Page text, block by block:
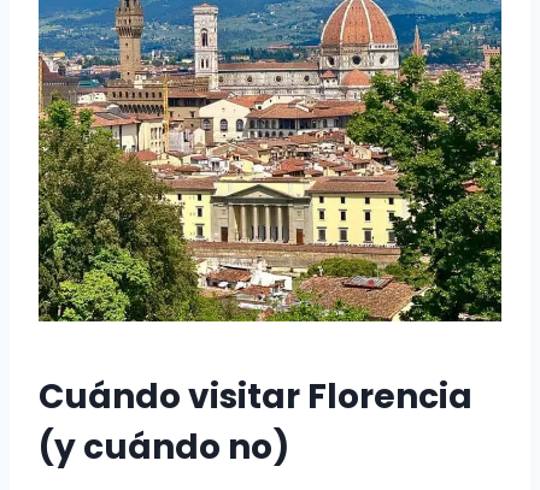
Cuándo visitar Florencia
(y cuándo no)